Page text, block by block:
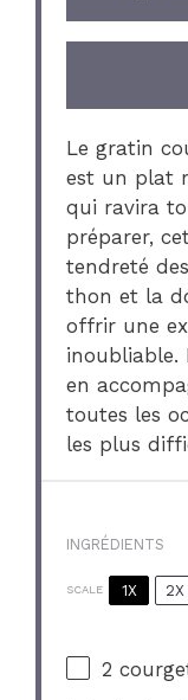
Le gratin
est un plat
qui ravira
préparer,
tendreté
thon et la
offrir une
inoubliable.
en
toutes les
les plus
INGRÉDIENTS
SCALE 1X 2X
2